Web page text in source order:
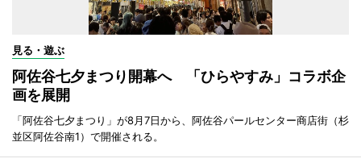
見る・遊ぶ
阿佐谷七夕まつり開幕へ 「ひらやすみ」コラボ企
画を展開
「阿佐谷七夕まつり」が8月7日から、阿佐谷パールセンター商店街（杉
並区阿佐谷南1）で開催される。